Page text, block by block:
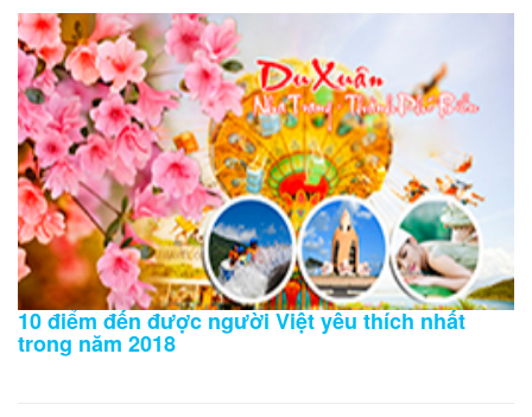
10 điểm đến được người Việt yêu thích nhất
trong năm 2018